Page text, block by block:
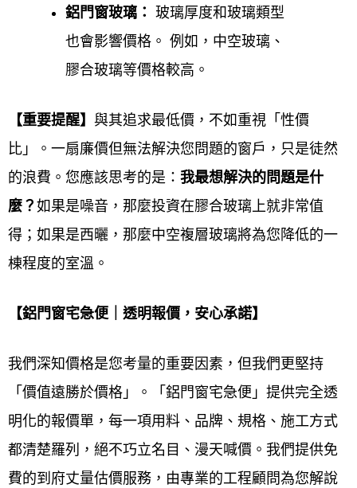
與熱忱服務帶給客戶，同時是台灣一線氣密窗、隔音
窗品牌的特約授權經銷商，施工過程嚴格把關，讓客
戶有更優良的品質，歡迎來電0800-707-808或加入
LINE ID，我們都有專人來為您解答。
台北中山區鋁門窗服務對象
鋁門窗工程宅急便提供台北中山區鋁門窗服務對象涵
蓋 一般住宅、透天厝、公寓、集合社區大樓、公司行
號、辦公室、店面、餐廳、工廠、公家機關、學校
的採光、通風、隔音、安全、節能及美觀的多元需
裝、門窗換新及維修一站式解決方案，確保提供符合
現場環境與法規的最佳鋁門窗產品與服務。
台北中山區鋁門窗線上估價服務介
紹：
鋁門窗玻璃： 玻璃厚度和玻璃類型
也會影響價格。 例如，中空玻璃、
膠合玻璃等價格較高。
【重要提醒】 與其追求最低價，不如重視「性價
比」。一扇廉價但無法解決您問題的窗戶，只是徒然
的浪費。您應該思考的是： 我最想解決的問題是什
麼？ 如果是噪音，那麼投資在膠合玻璃上就非常值
得；如果是西曬，那麼中空複層玻璃將為您降低的一
棟程度的室溫。
【鋁門窗宅急便｜透明報價，安心承諾】
我們深知價格是您考量的重要因素，但我們更堅持
「價值遠勝於價格」。「鋁門窗宅急便」提供完全透
明化的報價單，每一項用料、品牌、規格、施工方式
都清楚羅列，絕不巧立名目、漫天喊價。我們提供免
費的到府丈量估價服務，由專業的工程顧問為您解說